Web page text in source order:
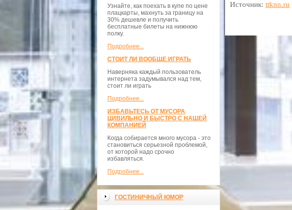
Узнайте, как поехать в купе по цене
плацкарты, махнуть за границу на
30% дешевле и получить
бесплатные билеты на нижнюю
полку.
Подробнее...
СТОИТ ЛИ ВООБЩЕ ИГРАТЬ
Наверняка каждый пользователь
интернета задумывался над тем,
стоит ли играть
Подробнее...
ИЗБАВЬТЕСЬ ОТ МУСОРА
ЦИВИЛЬНО И БЫСТРО С НАШЕЙ
КОМПАНИЕЙ
Когда собирается много мусора - это
становиться серьезной проблемой,
от которой надо срочно
избавляться.
Подробнее...
ГОСТИНИЧНЫЙ ЮМОР
Источник: ttknn.ru